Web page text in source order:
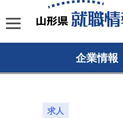
企業情報
求人